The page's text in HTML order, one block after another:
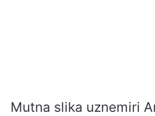
Mutna slika uznemiri